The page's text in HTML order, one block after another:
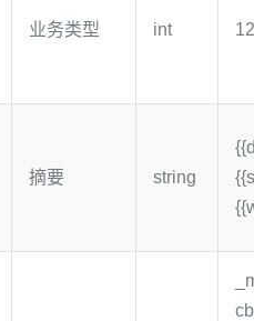
业务类型 int
摘要 string